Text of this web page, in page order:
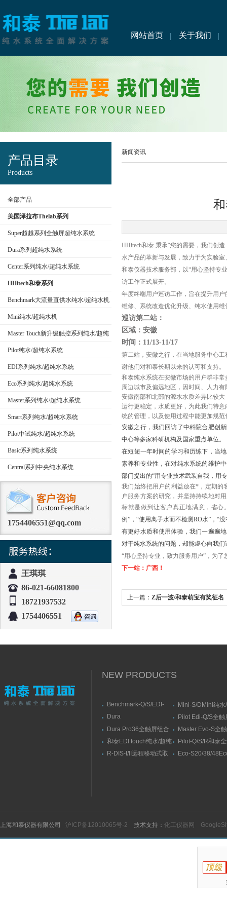
网站首页 关于我们
产品目录
Products
全部产品
美国泽拉布Thelab系列
Super超越系列全触屏超纯水系统
Dura系列超纯水系统
Center系列纯水/超纯水系统
HHitech和泰系列
Benchmark大流量直供水纯水/超纯水机
Mini纯水/超纯水机
Master Touch新升级触控系列纯水/超纯
水系统
Pilot纯水/超纯水系统
EDI系列纯水/超纯水系统
Eco系列纯水/超纯水系统
Master系列纯水/超纯水系统
Smart系列纯水/超纯水系统
Pilot中试纯水/超纯水系统
Basic系列纯水系统
Central系列中央纯水系统
1754406551@qq.com
王琪琪
86-021-66081800
18721937532
1754406551
新闻资讯
HHitech和泰 秉承“您的需要，我们创
水产品的革新与发展，致力于为实验
和泰仪器技术服务部，以“用心坚持专
访工作正式展开。
年度终端用户巡访工作，旨在提升用
维修、系统改造优化升级、纯水使用
巡访第二站：
区域：安徽
时间：11/13-11/17
第二站，安徽之行，在当地服务中心
谢他们对和泰长期以来的认可和支持。
和泰纯水系统在安徽市场的用户群非
周边城市及偏远地区，因时间、人力
安徽南部和北部的源水水质差异比较
运行更稳定，水质更好，为此我们特
统的管理，以及使用过程中能更加规范
安徽之行，我们回访了中科院合肥创
中心等多家科研机构及国家重点单位。
在短短一年时间的学习和历练下，当
素养和专业性，在对纯水系统的维护
部门提出的“用专业技术武装自我，用
我们始终把用户的利益放在*，定期的
户服务方案的研究，并坚持持续地对
标就是做到让客户真正地满意，省心
例”，“使用离子水而不检测RO水”，“
有更好水质和使用体验，我们一遍遍
对于纯水系统的问题，却能虚心向我
“用心坚持专业，致力服务用户”，为
下一站：广西！
上一篇： Z后一波/和泰萌宝有奖征名
NEW PRODUCTS
Benchmark-Q/S/EDI-
直供水纯水/超纯水机
Mini-S/DMini纯水
水机
Dura
触屏智能型超纯水系统
Pilot Edi-Q/S全触
式纯水/超纯水系
Dura Pro36全触屏组合
式超纯水系统
Master Evo-S全
流量纯水/超纯水
和泰EDI touch纯水/超纯
水机
Pilot-Q/S/R和泰
纯水/超纯水机
R-DIS-I/II远程移动式取
Eco-S20/38/
上海和泰仪器有限公司 沪ICP备12010065号-2 技术支持： 化工仪器网